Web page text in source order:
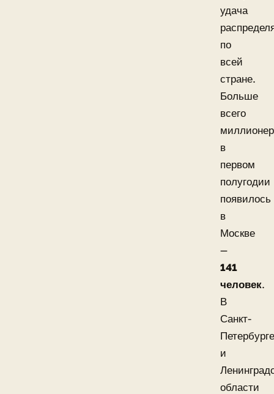
удача
по
всей
стране.
Больше
всего
в
первом
полугодии
появилось
в
Москве
—
141
человек.
В
Санкт-
Петербурге
и
области